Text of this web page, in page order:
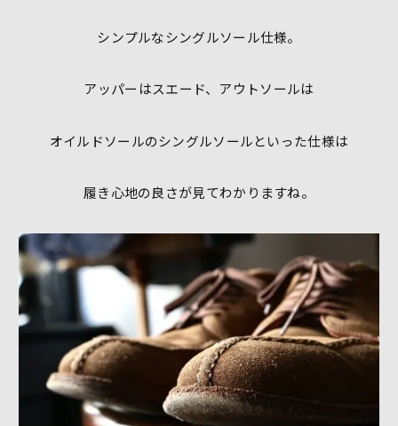
シンプルなシングルソール仕様。
アッパーはスエード、アウトソールは
オイルドソールのシングルソールといった仕様は
履き心地の良さが見てわかりますね。